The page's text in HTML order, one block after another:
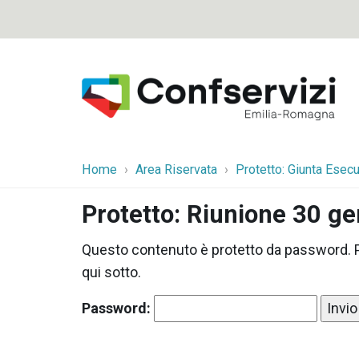
Home Area Riservata Protetto: Giunta
Protetto: Riunione 30
Questo contenuto è protetto da password.
qui sotto.
Password: